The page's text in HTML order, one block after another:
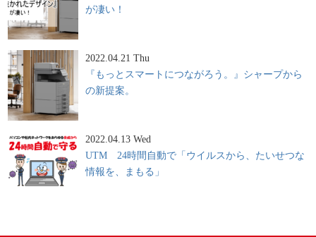
が凄い！
2022.04.21 Thu
『もっとスマートにつながろう。』シャープから
の新提案。
2022.04.13 Wed
UTM 24時間自動で「ウイルスから、たいせつな
情報を、まもる」